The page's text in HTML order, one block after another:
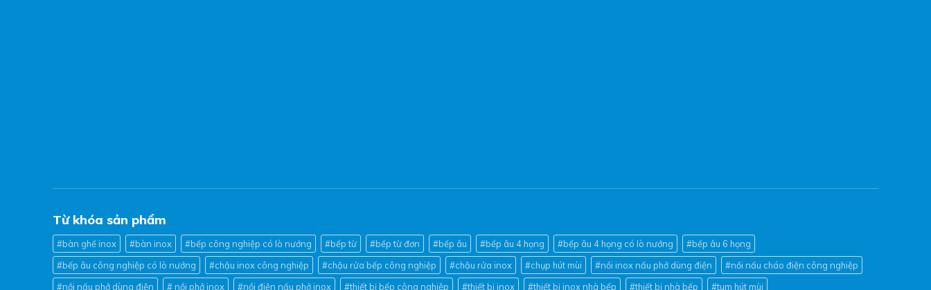
Từ khóa sản phẩm
#bàn ghế inox #bàn inox #bếp công nghiệp có lò nướng #bếp từ #bếp từ đơn #bếp âu #bếp âu 4 họng #bếp âu 4 họng có lò nướng
#bếp âu 6 họng
#bếp âu công nghiệp có lò nướng
#chậu inox công nghiệp #chậu rửa bếp công nghiệp #chậu rửa inox #chụp hút mùi #nồi inox nấu phở dùng điện
#nồi nấu cháo điện công nghiệp
#nồi nấu phở dùng điện
# nồi phở inox #nồi điện nấu phở inox #thiết bị bếp công nghiệp #thiết bị inox #thiết bị inox nhà bếp #thiết bị nhà bếp #tum hút mùi